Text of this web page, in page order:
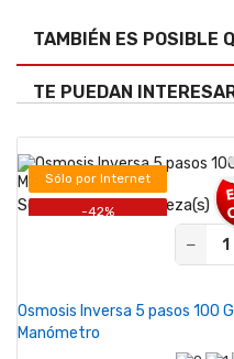
TAMBIÉN ES POSIBLE
TE PUEDAN
Sólo por Internet
-42%
Se vende desde 1 pieza(s)
−
Osmosis Inversa 5 pasos 100
Manómetro